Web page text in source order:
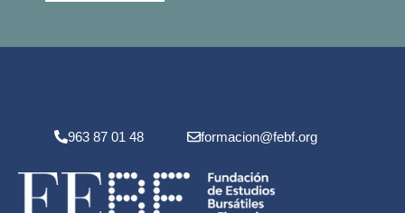
963 87 01 48 formacion@febf.org